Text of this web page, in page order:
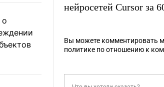
о
нейросетей Cursor за
Вы можете комментировать
политике по отношению к